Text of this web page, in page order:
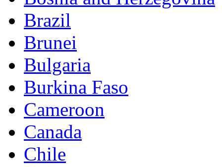
Brazil
Brunei
Bulgaria
Burkina Faso
Cameroon
Canada
Chile